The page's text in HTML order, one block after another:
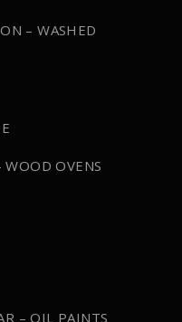
– WASHED
WOOD OVENS
– OIL PAINTS